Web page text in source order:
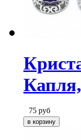
75 руб